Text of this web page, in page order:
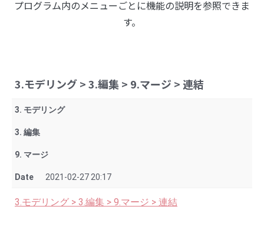
プログラム内のメニューごとに機能の説明を参照できま
す。
3.モデリング > 3.編集 > 9.マージ > 連結
3. モデリング
3. 編集
9. マージ
Date 2021-02-27 20:17
3.モデリング > 3.編集 > 9.マージ > 連結